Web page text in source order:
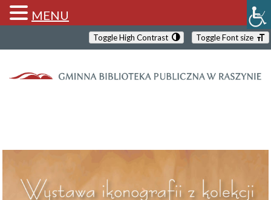
Toggle High Contrast Toggle Font size
MENU